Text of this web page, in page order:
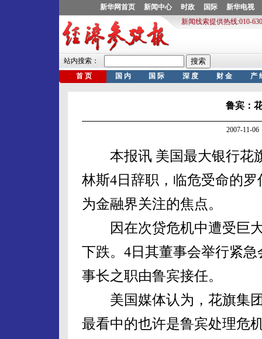
鲁宾：
2007-11-
本报讯 美国最大银行花旗
林斯4日辞职，临危受命的
为金融界关注的焦点。
因在次贷危机中遭受巨大
下跌。4日其董事会举行紧
事长之职由鲁宾接任。
美国媒体认为，花旗集团
最看中的也许是鲁宾处理危